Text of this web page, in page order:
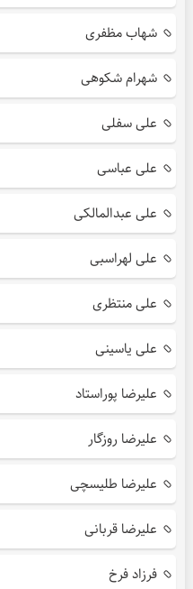
شهاب مظفری
شهرام شکوهی
علی سفلی
علی عباسی
علی عبدالمالکی
علی لهراسبی
علی منتظری
علی یاسینی
علیرضا پوراستاد
علیرضا روزگار
علیرضا طلیسچی
علیرضا قربانی
فرزاد فرخ